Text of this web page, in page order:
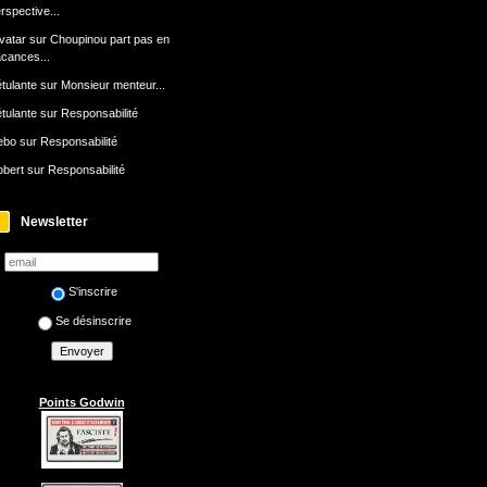
sur Choupinou part pas en
sur Monsieur menteur...
sur Responsabilité
sur Responsabilité
sur Responsabilité
Newsletter
S'inscrire
Se désinscrire
Points Godwin